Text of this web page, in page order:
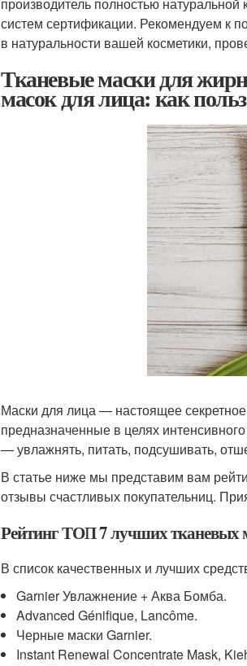
систем сертификации. Рекомендуем к
в натуральности вашей косметики,
Тканевые маски для
масок для лица: как
Маски для лица — настоящее
предназначенные в целях
— увлажнять, питать, подсушивать,
В статье ниже мы представим вам
отзывы счастливых покупательниц.
Рейтинг ТОП 7 лучших тканевых
В список качественных и лучших
Garnier Увлажнение + Аква Бомба.
Advanced Génifique, Lancôme.
Черные маски Garnier.
Instant Renewal Concentrate Mask,